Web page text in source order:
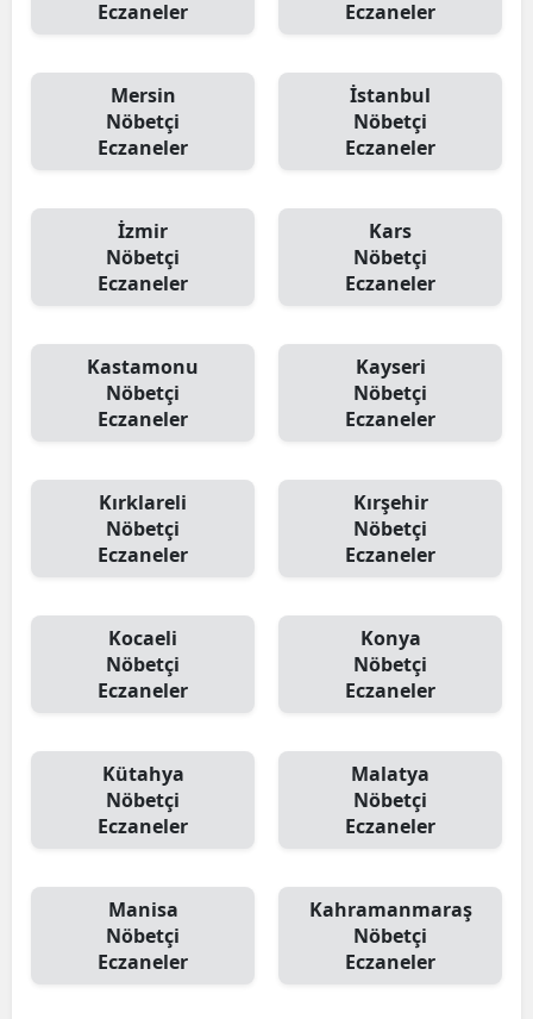
Eczaneler
Eczaneler
Mersin
Nöbetçi
Eczaneler
İstanbul
Nöbetçi
Eczaneler
İzmir
Nöbetçi
Eczaneler
Kars
Nöbetçi
Eczaneler
Kastamonu
Nöbetçi
Eczaneler
Kayseri
Nöbetçi
Eczaneler
Kırklareli
Nöbetçi
Eczaneler
Kırşehir
Nöbetçi
Eczaneler
Kocaeli
Nöbetçi
Eczaneler
Konya
Nöbetçi
Eczaneler
Kütahya
Nöbetçi
Eczaneler
Malatya
Nöbetçi
Eczaneler
Manisa
Nöbetçi
Eczaneler
Kahramanmaraş
Nöbetçi
Eczaneler